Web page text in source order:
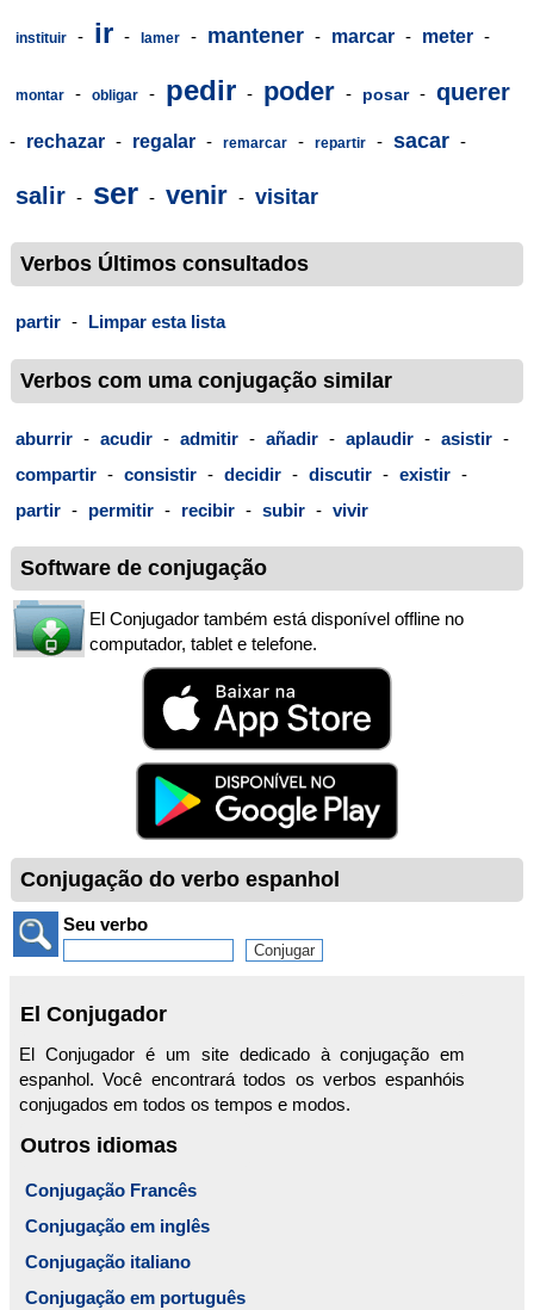
instituir - ir - lamer - mantener - marcar - meter -
montar - obligar - pedir - poder - posar - querer
- rechazar - regalar - remarcar - repartir - sacar -
salir - ser - venir - visitar
Verbos Últimos consultados
partir - Limpar esta lista
Verbos com uma conjugação similar
aburrir - acudir - admitir - añadir - aplaudir - asistir -
compartir - consistir - decidir - discutir - existir -
partir - permitir - recibir - subir - vivir
Software de conjugação
El Conjugador também está disponível offline no
computador, tablet e telefone.
Conjugação do verbo espanhol
Seu verbo
El Conjugador
El Conjugador é um site dedicado à conjugação em
espanhol. Você encontrará todos os verbos espanhóis
conjugados em todos os tempos e modos.
Outros idiomas
Conjugação Francês
Conjugação em inglês
Conjugação italiano
Conjugação em português